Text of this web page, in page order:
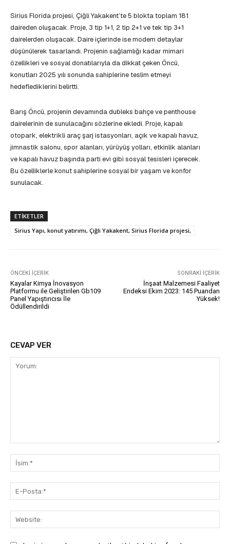
Sirius Florida projesi, Çiğli Yakakent’te 5 blokta toplam 181
daireden oluşacak. Proje, 3 tip 1+1, 2 tip 2+1 ve tek tip 3+1
dairelerden oluşacak. Daire içlerinde ise modern detaylar
düşünülerek tasarlandı. Projenin sağlamlığı kadar mimari
özellikleri ve sosyal donatılarıyla da dikkat çeken Öncü,
konutları 2025 yılı sonunda sahiplerine teslim etmeyi
hedeflediklerini belirtti.
Barış Öncü, projenin devamında dubleks bahçe ve penthouse
dairelerinin de sunulacağını sözlerine ekledi. Proje, kapalı
otopark, elektrikli araç şarj istasyonları, açık ve kapalı havuz,
jimnastik salonu, spor alanları, yürüyüş yolları, etkinlik alanları
ve kapalı havuz başında parti evi gibi sosyal tesisleri içerecek.
Bu özelliklerle konut sahiplerine sosyal bir yaşam ve konfor
sunulacak.
ETIKETLER
Sirius Yapı, konut yatırımı, Çiğli Yakakent, Sirius Florida projesi,
ÖNCEKI İÇERIK
Kayalar Kimya İnovasyon
Platformu ile Geliştirilen Gb109
Panel Yapıştırıcısı İle
Ödüllendirildi
SONRAKI İÇERIK
İnşaat Malzemesi Faaliyet
Endeksi Ekim 2023: 145 Puandan
Yüksek!
CEVAP VER